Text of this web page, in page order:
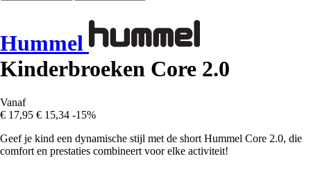
Hummel
Kinderbroeken Core 2.0
Vanaf
€ 17,95 € 15,34 -15%
Geef je kind een dynamische stijl met de short Hummel Core 2.0, die
comfort en prestaties combineert voor elke activiteit!